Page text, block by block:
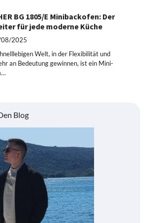
BG 1805/E Minibackofen: Der
für jede moderne Küche
2025
Welt, in der Flexibilität und
an Bedeutung gewinnen, ist ein Mini-
Blog